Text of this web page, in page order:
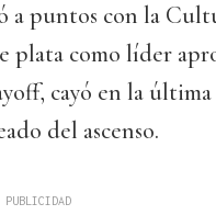
a puntos con la
plata como líder
cayó en la
del ascenso.